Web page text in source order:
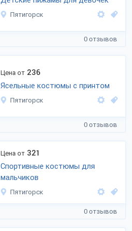
Пятигорск
0 отзывов
Цена от 236
Ясельные костюмы с принтом
Пятигорск
0 отзывов
Цена от 321
Спортивные костюмы для
мальчиков
Пятигорск
0 отзывов